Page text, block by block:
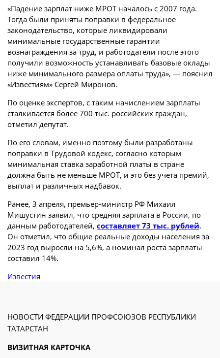
«Падение зарплат ниже МРОТ началось с 2007 года.
Тогда были приняты поправки в федеральное
законодательство, которые ликвидировали
минимальные государственные гарантии
вознаграждения за труд, и работодатели после этого
получили возможность устанавливать базовые оклады
ниже минимального размера оплаты труда», — пояснил
«Известиям» Сергей Миронов.
По оценке экспертов, с таким начислением зарплаты
сталкивается более 700 тыс. российских граждан,
отметил депутат.
По его словам, именно поэтому были разработаны
поправки в Трудовой кодекс, согласно которым
минимальная ставка заработной платы в стране
должна быть не меньше МРОТ, и это без учета премий,
выплат и различных надбавок.
Ранее, 3 апреля, премьер-министр РФ Михаил
Мишустин заявил, что средняя зарплата в России, по
данным работодателей, составляет 73 тыс. рублей.
Он отметил, что общие реальные доходы населения за
2023 год выросли на 5,6%, а номинал роста зарплаты
составил 14%.
Известия
НОВОСТИ ФЕДЕРАЦИИ ПРОФСОЮЗОВ РЕСПУБЛИКИ
ТАТАРСТАН
ВИЗИТНАЯ КАРТОЧКА